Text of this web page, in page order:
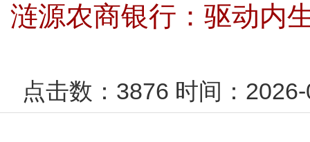
涟源农商银行：驱动内
点击数： 3876 时间：